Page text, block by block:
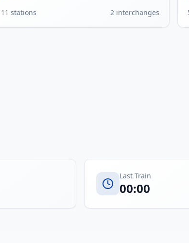
11 stations 2 interchanges
Last Train
00:00